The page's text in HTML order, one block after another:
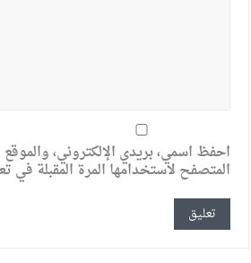
احفظ اسمي، بريدي الإلكتروني،
المتصفح لاستخدامها المرة المقبلة في